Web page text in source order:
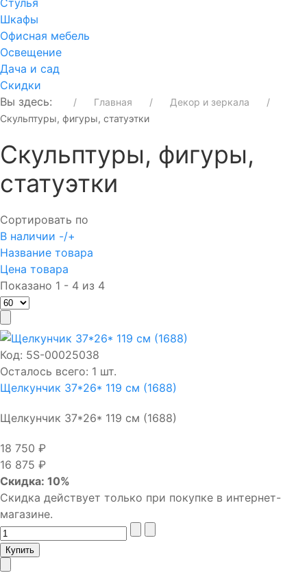
Стулья
Шкафы
Офисная мебель
Освещение
Дача и сад
Скидки
Вы здесь:
Главная
Декор и зеркала
Скульптуры, фигуры, статуэтки
Скульптуры, фигуры,
статуэтки
Сортировать по
В наличии -/+
Название товара
Цена товара
Показано 1 - 4 из 4
Код: 5S-00025038
Осталось всего: 1 шт.
Щелкунчик 37*26* 119 см (1688)
Щелкунчик 37*26* 119 см (1688)
18 750 ₽
16 875 ₽
Скидка: 10%
Скидка действует только при покупке в интернет-
магазине.